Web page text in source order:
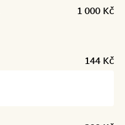
1 000 Kč
144 Kč